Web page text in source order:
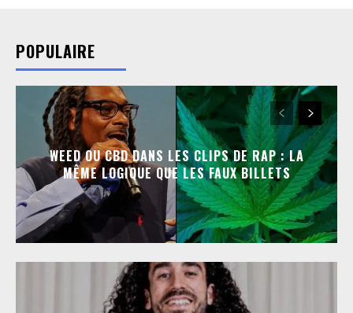
POPULAIRE
WEED OU CBD DANS LES CLIPS DE RAP : LA
MÊME LOGIQUE QUE LES FAUX BILLETS